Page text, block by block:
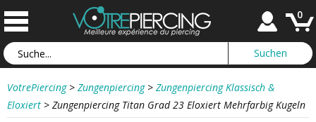
0
VotrePiercing > Zungenpiercing > Zungenpiercing Klassisch &
Eloxiert > Zungenpiercing Titan Grad 23 Eloxiert Mehrfarbig Kugeln